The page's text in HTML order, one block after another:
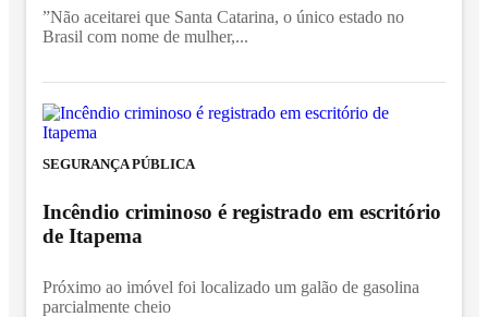
”Não aceitarei que Santa Catarina, o único estado no
Brasil com nome de mulher,...
SEGURANÇA PÚBLICA
Incêndio criminoso é registrado em escritório
de Itapema
Próximo ao imóvel foi localizado um galão de gasolina
parcialmente cheio